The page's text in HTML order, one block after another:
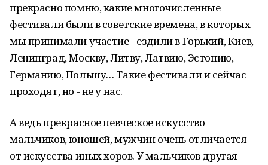
прекрасно помню, какие многочисленные
фестивали были в советские времена, в которых
мы принимали участие - ездили в Горький, Киев,
Ленинград, Москву, Литву, Латвию, Эстонию,
Германию, Польшу… Такие фестивали и сейчас
проходят, но - не у нас.
А ведь прекрасное певческое искусство
мальчиков, юношей, мужчин очень отличается
от искусства иных хоров. У мальчиков другая